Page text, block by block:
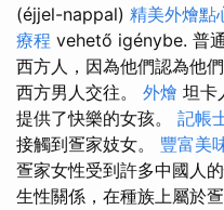
(éjjel-nappal) 精美外燴點
療程 vehető igénybe. 普
西方人，因為他們認為他
西方男人交往。 外燴 坦卡
提供了快樂的女孩。 記帳
接觸到疍家妓女。 豐富美
疍家女性受到許多中國人
生性關係，在種族上屬於疍